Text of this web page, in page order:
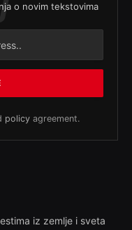
o novim tekstovima
policy agreement.
iz zemlje i sveta